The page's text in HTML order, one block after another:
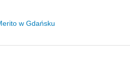
w Gdańsku